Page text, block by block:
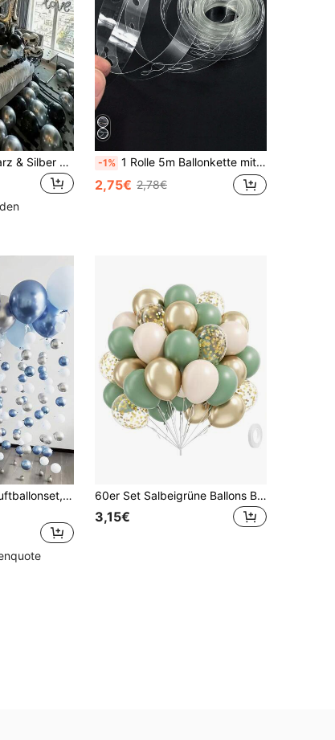
580 Stücke Schwarz & Silber Ballon Girlande Set, 40 Zoll riesige Folien Zahlenballons, schwarze Rosenblätter, geeignet für Geburtstagsfeier, Hochzeitstag, Muttertag, Abschlussfeier Dekoration für Männer & Frauen -1% 1 Rolle 5m Ballonkette mit zwei Löchern, Dekorationsaccessoire für Geburtstagsfeiern, Hochzeiten, Bogendekorationen, Ballondekorationen
2,75€ 2,78€
80 Stück blaues Luftballonset, enthält blaue und silberne Latex-Luftballons, geeignet für Geburtstagsfeiern, blaue Themenpartys, Babypartys, Hochzeiten, Verlobungen, Taufen, Hintergrundwanddekoration, Raum- und Wohnzimmerdekoration
60er Set Salbeigrüne Ballons Bogen Kit, Salbei Sand Weiß Metallic Gold Konfetti Ballons für Geburtstag, Hochzeit, Braut, Babyparty, Verlobungsfeier Dekorationen, Aluminiumfolie Konfetti
3,15€